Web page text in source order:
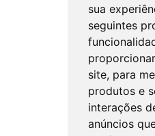
sua
seguintes
site, para
produtos e
interações
anúncios